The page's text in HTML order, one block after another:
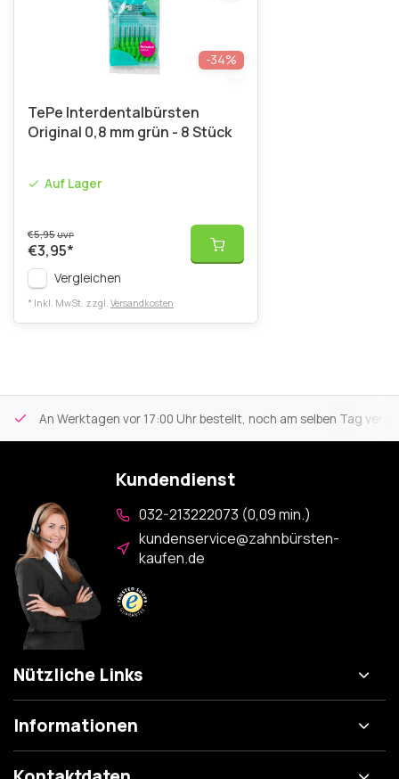
-34%
TePe Interdentalbürsten
Original 0,8 mm grün - 8 Stück
Auf Lager
€5,95UVP
€3,95*
Vergleichen
* Inkl. MwSt. zzgl. Versandkosten
An Werktagen vor 17:00 Uhr bestellt, noch am selben Tag
Kundendienst
032-213222073 (0,09 min.)
kundenservice@zahnbürsten-
kaufen.de
Nützliche Links
Informationen